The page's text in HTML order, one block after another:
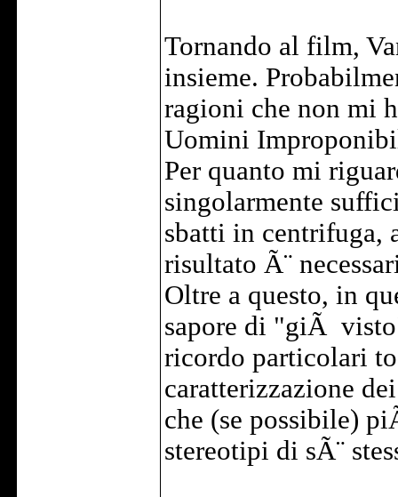
Tornando al film,
insieme.
ragioni che non mi
Uomini
Per quanto mi
singolarmente
sbatti in centrifuga,
risultato Ã¨
Oltre a questo, in
sapore di "giÃ
ricordo particolari
caratterizzazione
che (se possibile)
stereotipi di sÃ¨